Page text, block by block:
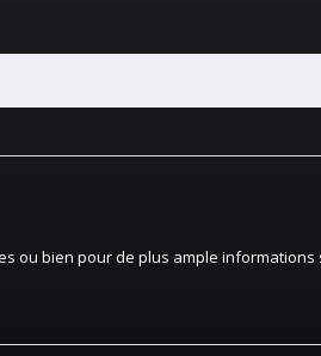
bien pour de plus ample informations